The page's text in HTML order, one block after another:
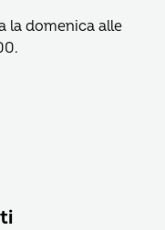
la domenica alle